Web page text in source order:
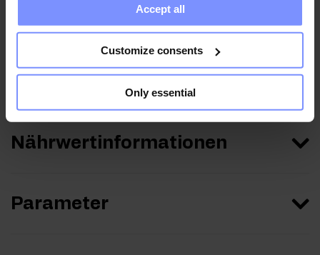
collected when you use their services. Do you agree?
Accept all
Customize consents
Only essential
schwermetallgehalts 03.02.2025
Anwendungsweise
Nährwertinformationen
Parameter